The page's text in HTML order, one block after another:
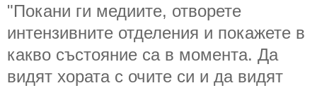
"Покани ги медиите, отворете
интензивните отделения и покажете в
какво състояние са в момента. Да
видят хората с очите си и да видят